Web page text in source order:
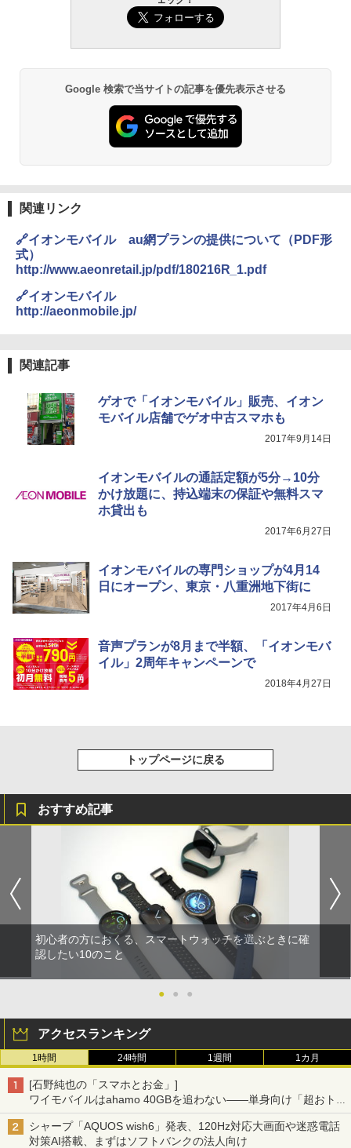
Google 検索で当サイトの記事を優先表示させる
関連リンク
🔗イオンモバイル au網プランの提供について（PDF形
式）
http://www.aeonretail.jp/pdf/180216R_1.pdf
🔗イオンモバイル
http://aeonmobile.jp/
関連記事
ゲオで「イオンモバイル」販売、イオン
モバイル店舗でゲオ中古スマホも
2017年9月14日
イオンモバイルの通話定額が5分→10分
かけ放題に、持込端末の保証や無料スマ
ホ貸出も
2017年6月27日
イオンモバイルの専門ショップが4月14
日にオープン、東京・八重洲地下街に
2017年4月6日
音声プランが8月まで半額、「イオンモバ
イル」2周年キャンペーンで
2018年4月27日
トップページに戻る
おすすめ記事
初心者の方におくる、スマートウォッチを選ぶときに確
認したい10のこと
● ● ●
アクセスランキング
1時間 24時間 1週間 1カ月
[石野純也の「スマホとお金」]
ワイモバイルはahamo 40GBを追わない――単身向け「超おトク
割」の安さと1年限定の注意点
シャープ「AQUOS wish6」発表、120Hz対応大画面や迷惑電話
対策AI搭載、まずはソフトバンクの法人向け